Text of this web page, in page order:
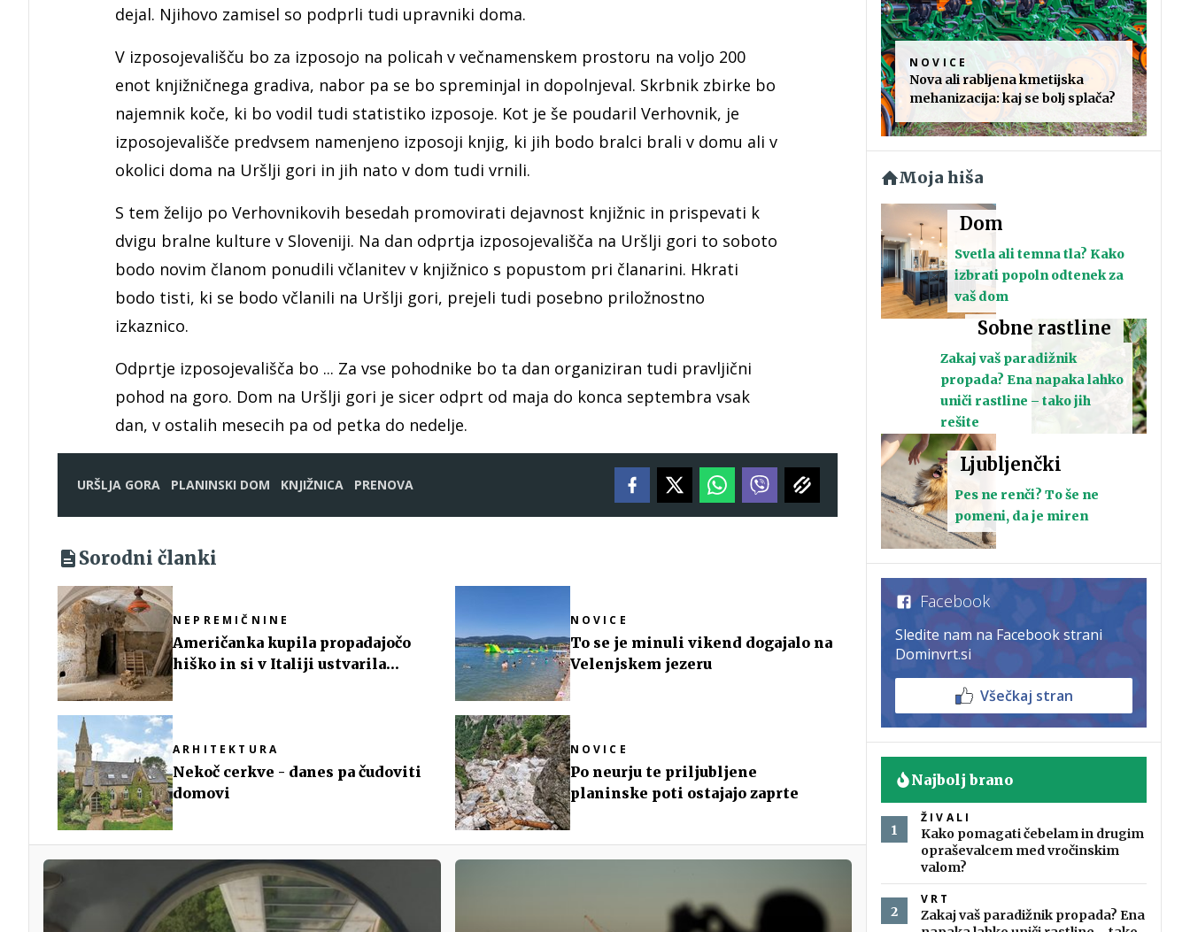
dejal. Njihovo zamisel so podprli tudi upravniki doma.
V izposojevališču bo za izposojo na policah v večnamenskem prostoru na voljo 200
enot knjižničnega gradiva, nabor pa se bo spreminjal in dopolnjeval. Skrbnik zbirke bo
najemnik koče, ki bo vodil tudi statistiko izposoje. Kot je še poudaril Verhovnik, je
izposojevališče predvsem namenjeno izposoji knjig, ki jih bodo bralci brali v domu ali v
okolici doma na Uršlji gori in jih nato v dom tudi vrnili.
S tem želijo po Verhovnikovih besedah promovirati dejavnost knjižnic in prispevati k
dvigu bralne kulture v Sloveniji. Na dan odprtja izposojevališča na Uršlji gori to soboto
bodo novim članom ponudili včlanitev v knjižnico s popustom pri članarini. Hkrati
bodo tisti, ki se bodo včlanili na Uršlji gori, prejeli tudi posebno priložnostno
izkaznico.
Odprtje izposojevališča bo ... Za vse pohodnike bo ta dan organiziran tudi pravljični
pohod na goro. Dom na Uršlji gori je sicer odprt od maja do konca septembra vsak
dan, v ostalih mesecih pa od petka do nedelje.
URŠLJA GORA PLANINSKI DOM KNJIŽNICA PRENOVA
Sorodni članki
NEPREMIČNINE
Američanka kupila propadajočo
hiško in si v Italiji ustvarila
NOVICE
To se je minuli vikend dogajalo na
Velenjskem jezeru
ARHITEKTURA
Nekoč cerkve - danes pa čudoviti
domovi
NOVICE
Po neurju te priljubljene
planinske poti ostajajo zaprte
NOVICE
Nova ali rabljena kmetijska
mehanizacija: kaj se bolj splača?
Moja hiša
Dom
Svetla ali temna tla? Kako
izbrati popoln odtenek za
vaš dom
Sobne rastline
Zakaj vaš paradižnik
propada? Ena napaka lahko
uniči rastline – tako jih
rešite
Ljubljenčki
Pes ne renči? To še ne
pomeni, da je miren
Facebook
Sledite nam na Facebook strani
Dominvrt.si
Všečkaj stran
Najbolj brano
ŽIVALI
Kako pomagati čebelam in drugim
opraševalcem med vročinskim
valom?
VRT
Zakaj vaš paradižnik propada? Ena